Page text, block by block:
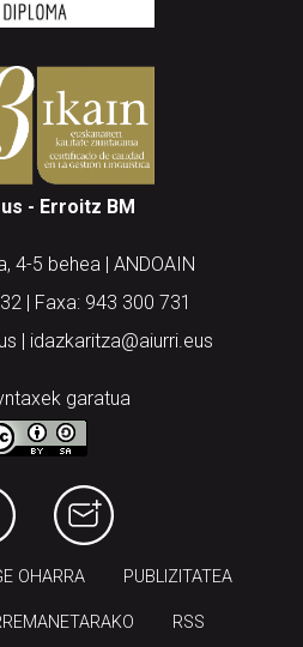
- Erroitz BM
4-5 behea | ANDOAIN
| Faxa: 943 300 731
| idazkaritza@aiurri.eus
garatua
OHARRA PUBLIZITATEA
RSS